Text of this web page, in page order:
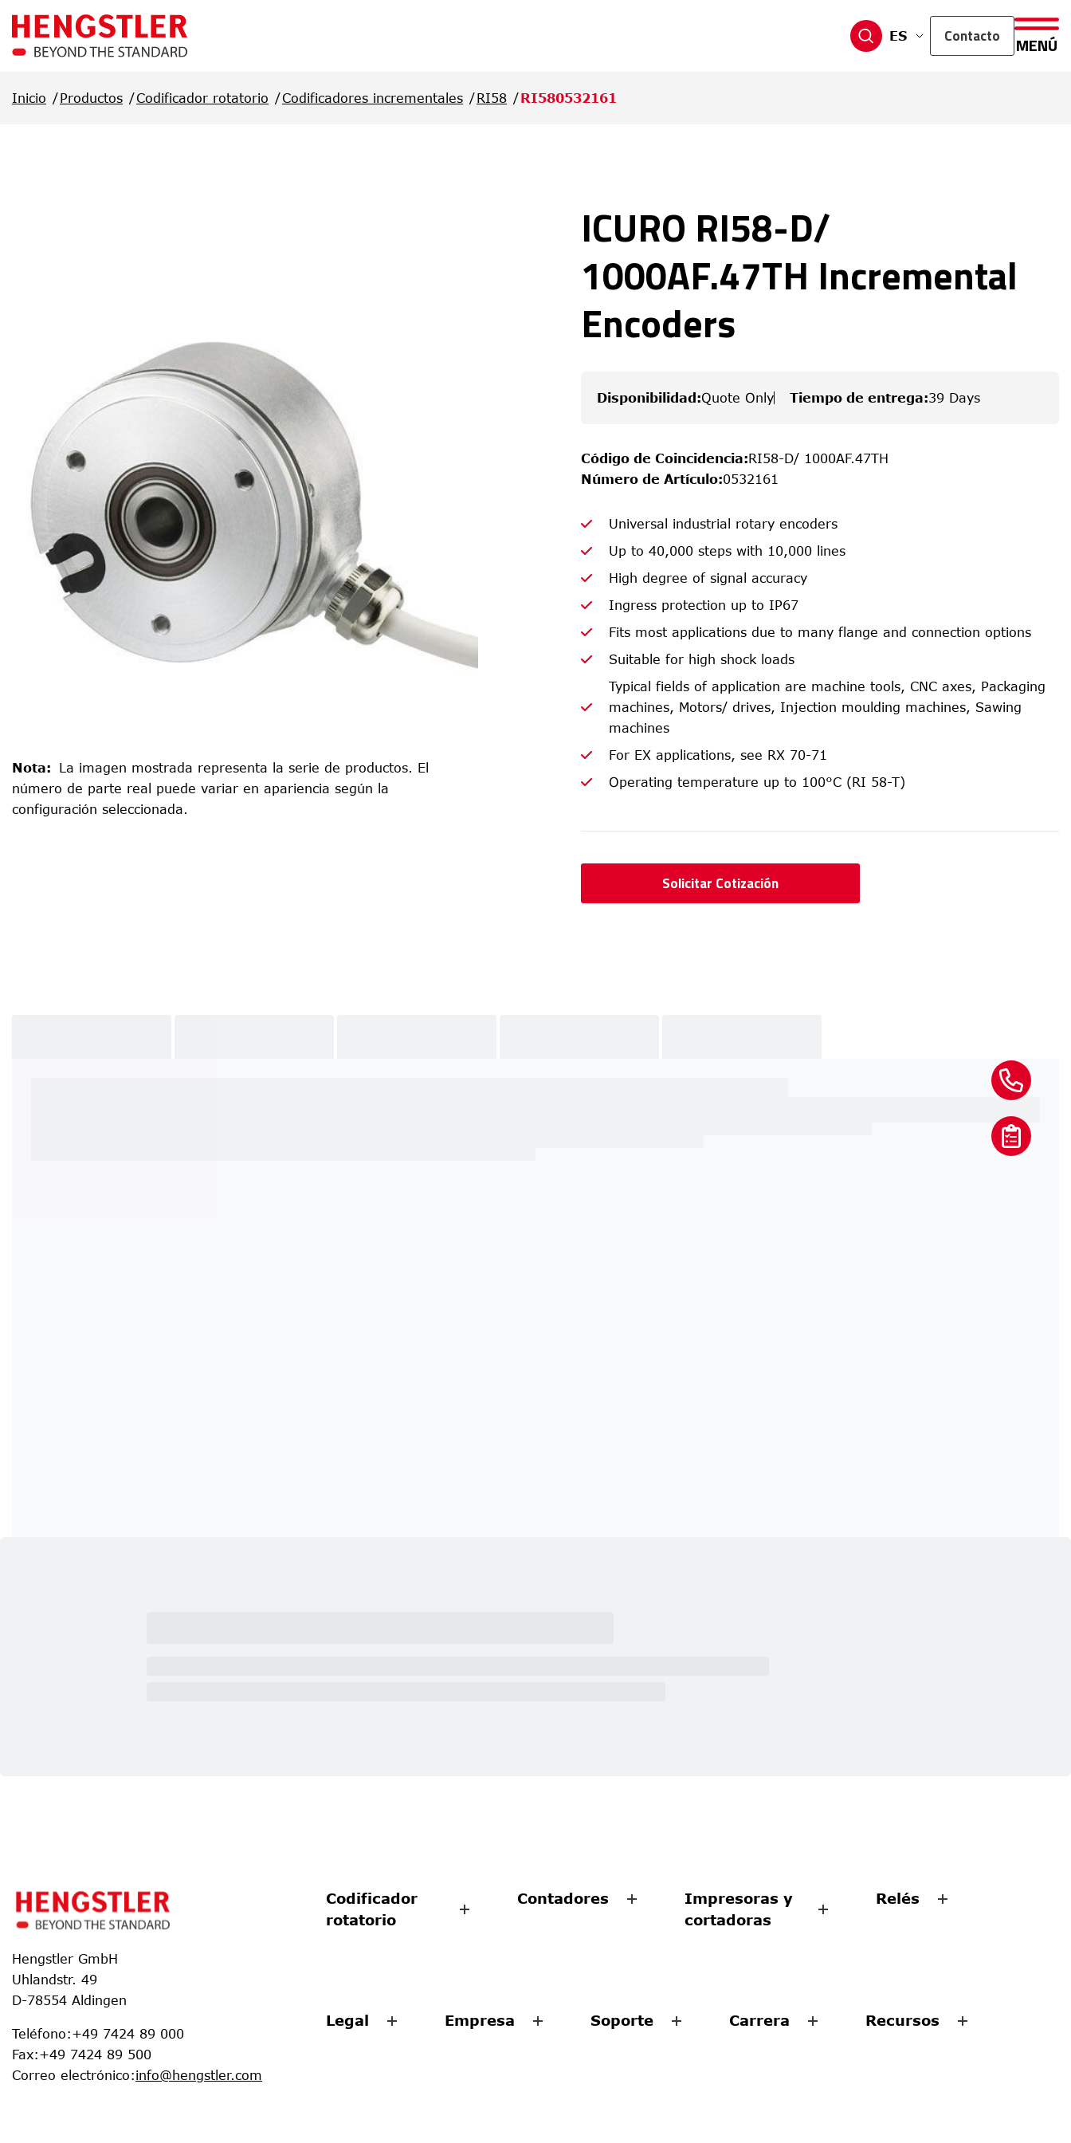
ES
Contacto MENÚ
Inicio Productos Codificador rotatorio Codificadores incrementales RI58 RI580532161
Nota: La imagen mostrada representa la serie de productos. El
número de parte real puede variar en apariencia según la
configuración seleccionada.
ICURO RI58-D/
1000AF.47TH Incremental
Encoders
Disponibilidad :Quote Only Tiempo de entrega:39 Days
Código de Coincidencia:RI58-D/ 1000AF.47TH
Número de Artículo:0532161
Universal industrial rotary encoders
Up to 40,000 steps with 10,000 lines
High degree of signal accuracy
Ingress protection up to IP67
Fits most applications due to many flange and connection options
Suitable for high shock loads
Typical fields of application are machine tools, CNC axes, Packaging
machines, Motors/ drives, Injection moulding machines, Sawing
machines
For EX applications, see RX 70-71
Operating temperature up to 100°C (RI 58-T)
Solicitar Cotización
Hengstler GmbH
Uhlandstr. 49
D-78554 Aldingen
Teléfono:+49 7424 89 000
Fax:+49 7424 89 500
Correo electrónico:info@hengstler.com
Codificador
rotatorio
Contadores
Impresoras y
cortadoras
Relés
Legal Empresa Soporte Carrera Recursos